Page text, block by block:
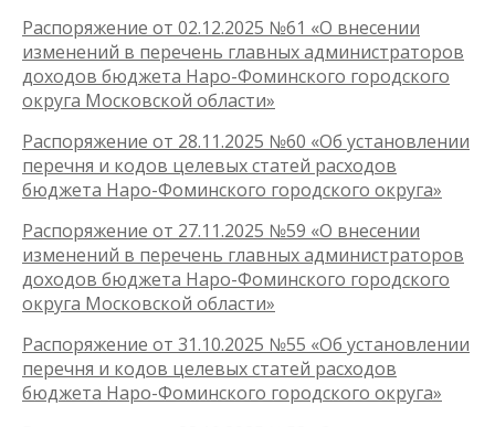
Распоряжение от 02.12.2025 №61 «О внесении
изменений в перечень главных администраторов
доходов бюджета Наро-Фоминского городского
округа Московской области»
Распоряжение от 28.11.2025 №60 «Об установлении
перечня и кодов целевых статей расходов
бюджета Наро-Фоминского городского округа»
Распоряжение от 27.11.2025 №59 «О внесении
изменений в перечень главных администраторов
доходов бюджета Наро-Фоминского городского
округа Московской области»
Распоряжение от 31.10.2025 №55 «Об установлении
перечня и кодов целевых статей расходов
бюджета Наро-Фоминского городского округа»